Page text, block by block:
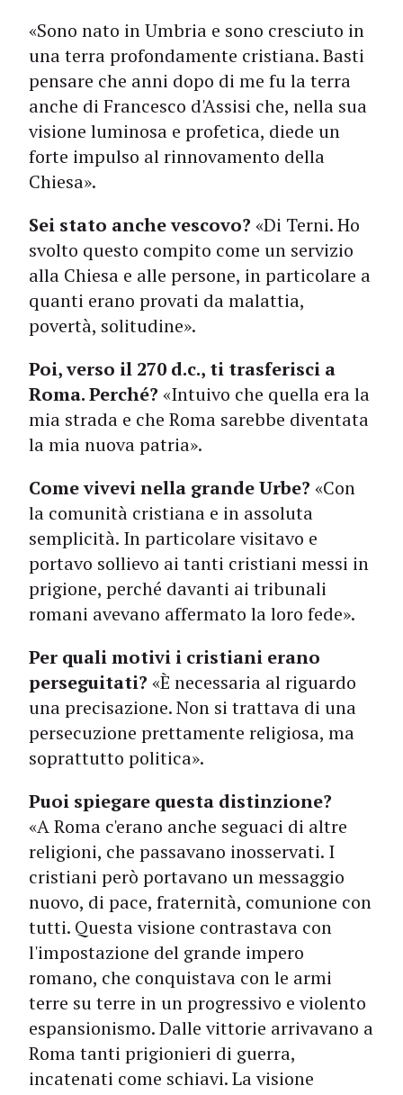
«Sono nato in Umbria e sono cresciuto in
una terra profondamente cristiana. Basti
pensare che anni dopo di me fu la terra
anche di Francesco d'Assisi che, nella sua
visione luminosa e profetica, diede un
forte impulso al rinnovamento della
Chiesa».
Sei stato anche vescovo? «Di Terni. Ho
svolto questo compito come un servizio
alla Chiesa e alle persone, in particolare a
quanti erano provati da malattia,
povertà, solitudine».
Poi, verso il 270 d.c., ti trasferisci a
Roma. Perché? «Intuivo che quella era la
mia strada e che Roma sarebbe diventata
la mia nuova patria».
Come vivevi nella grande Urbe? «Con
la comunità cristiana e in assoluta
semplicità. In particolare visitavo e
portavo sollievo ai tanti cristiani messi in
prigione, perché davanti ai tribunali
romani avevano affermato la loro fede».
Per quali motivi i cristiani erano
perseguitati? «È necessaria al riguardo
una precisazione. Non si trattava di una
persecuzione prettamente religiosa, ma
soprattutto politica».
Puoi spiegare questa distinzione?
«A Roma c'erano anche seguaci di altre
religioni, che passavano inosservati. I
cristiani però portavano un messaggio
nuovo, di pace, fraternità, comunione con
tutti. Questa visione contrastava con
l'impostazione del grande impero
romano, che conquistava con le armi
terre su terre in un progressivo e violento
espansionismo. Dalle vittorie arrivavano a
Roma tanti prigionieri di guerra,
incatenati come schiavi. La visione